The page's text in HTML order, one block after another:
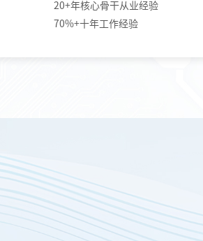
20+年核心骨干从业经验
70%+十年工作经验